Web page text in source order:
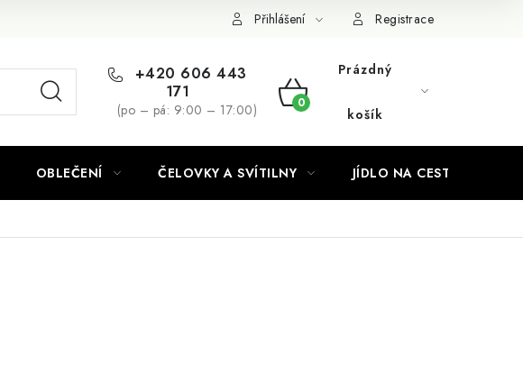
Podmínky ochrany osobních údajů
Přihlášení Registrace
+420 606 443
171
(po – pá: 9:00 – 17:00)
NÁKUPNÍ
Prázdný
košík
OBLEČENÍ ČELOVKY A SVÍTILNY JÍDLO NA CESTY